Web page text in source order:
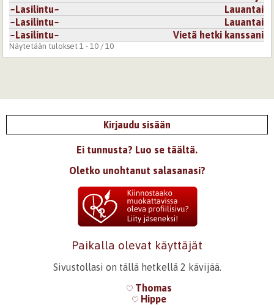
~Lasilintu~
Lauantai
~Lasilintu~
Lauantai
~Lasilintu~
Vietä hetki kanssani
Näytetään tulokset 1 - 10 / 10
Kirjaudu sisään
Ei tunnusta? Luo se täältä.
Oletko unohtanut salasanasi?
Paikalla olevat käyttäjät
Sivustollasi on tällä hetkellä 2 kävijää.
Thomas
Hippe